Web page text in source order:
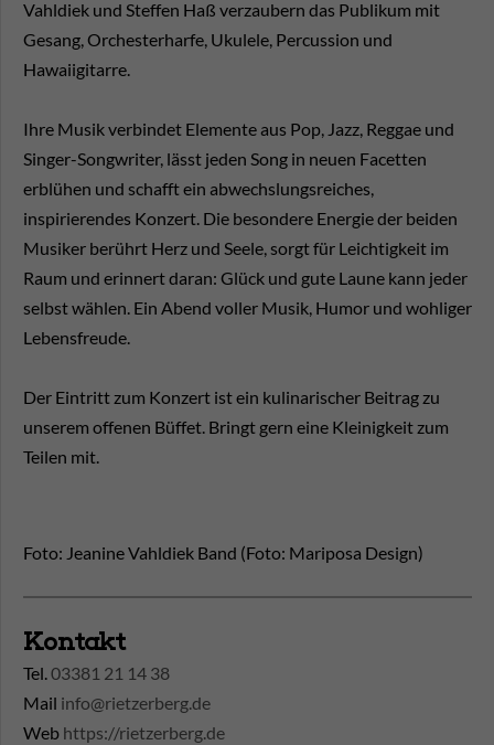
Vahldiek und Steffen Haß verzaubern das Publikum mit
Gesang, Orchesterharfe, Ukulele, Percussion und
Hawaiigitarre.
Ihre Musik verbindet Elemente aus Pop, Jazz, Reggae und
Singer-Songwriter, lässt jeden Song in neuen Facetten
erblühen und schafft ein abwechslungsreiches,
inspirierendes Konzert. Die besondere Energie der beiden
Musiker berührt Herz und Seele, sorgt für Leichtigkeit im
Raum und erinnert daran: Glück und gute Laune kann jeder
selbst wählen. Ein Abend voller Musik, Humor und wohliger
Lebensfreude.
Der Eintritt zum Konzert ist ein kulinarischer Beitrag zu
unserem offenen Büffet. Bringt gern eine Kleinigkeit zum
Teilen mit.
Foto: Jeanine Vahldiek Band (Foto: Mariposa Design)
Kontakt
Tel.03381 21 14 38
Mail info@rietzerberg.de
Web https://rietzerberg.de